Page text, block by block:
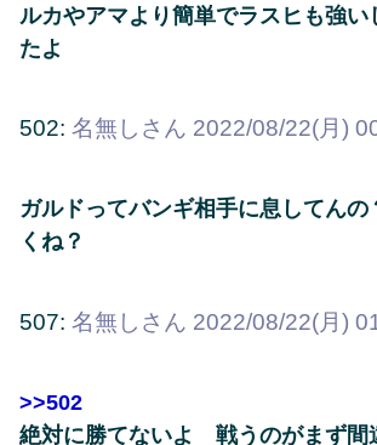
ルカやアマより簡単でラスヒも強い
たよ
502: 名無しさん 2022/08/22(月)
ガルドってバンギ相手に息してんの
くね？
507: 名無しさん 2022/08/22(月)
>>502
絶対に勝てないよ 戦うのがまず間